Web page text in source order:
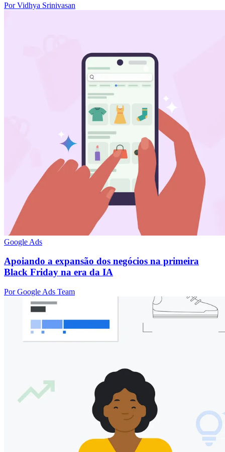
Por Vidhya Srinivasan
Google Ads
Apoiando a expansão dos negócios na primeira
Black Friday na era da IA
Por Google Ads Team